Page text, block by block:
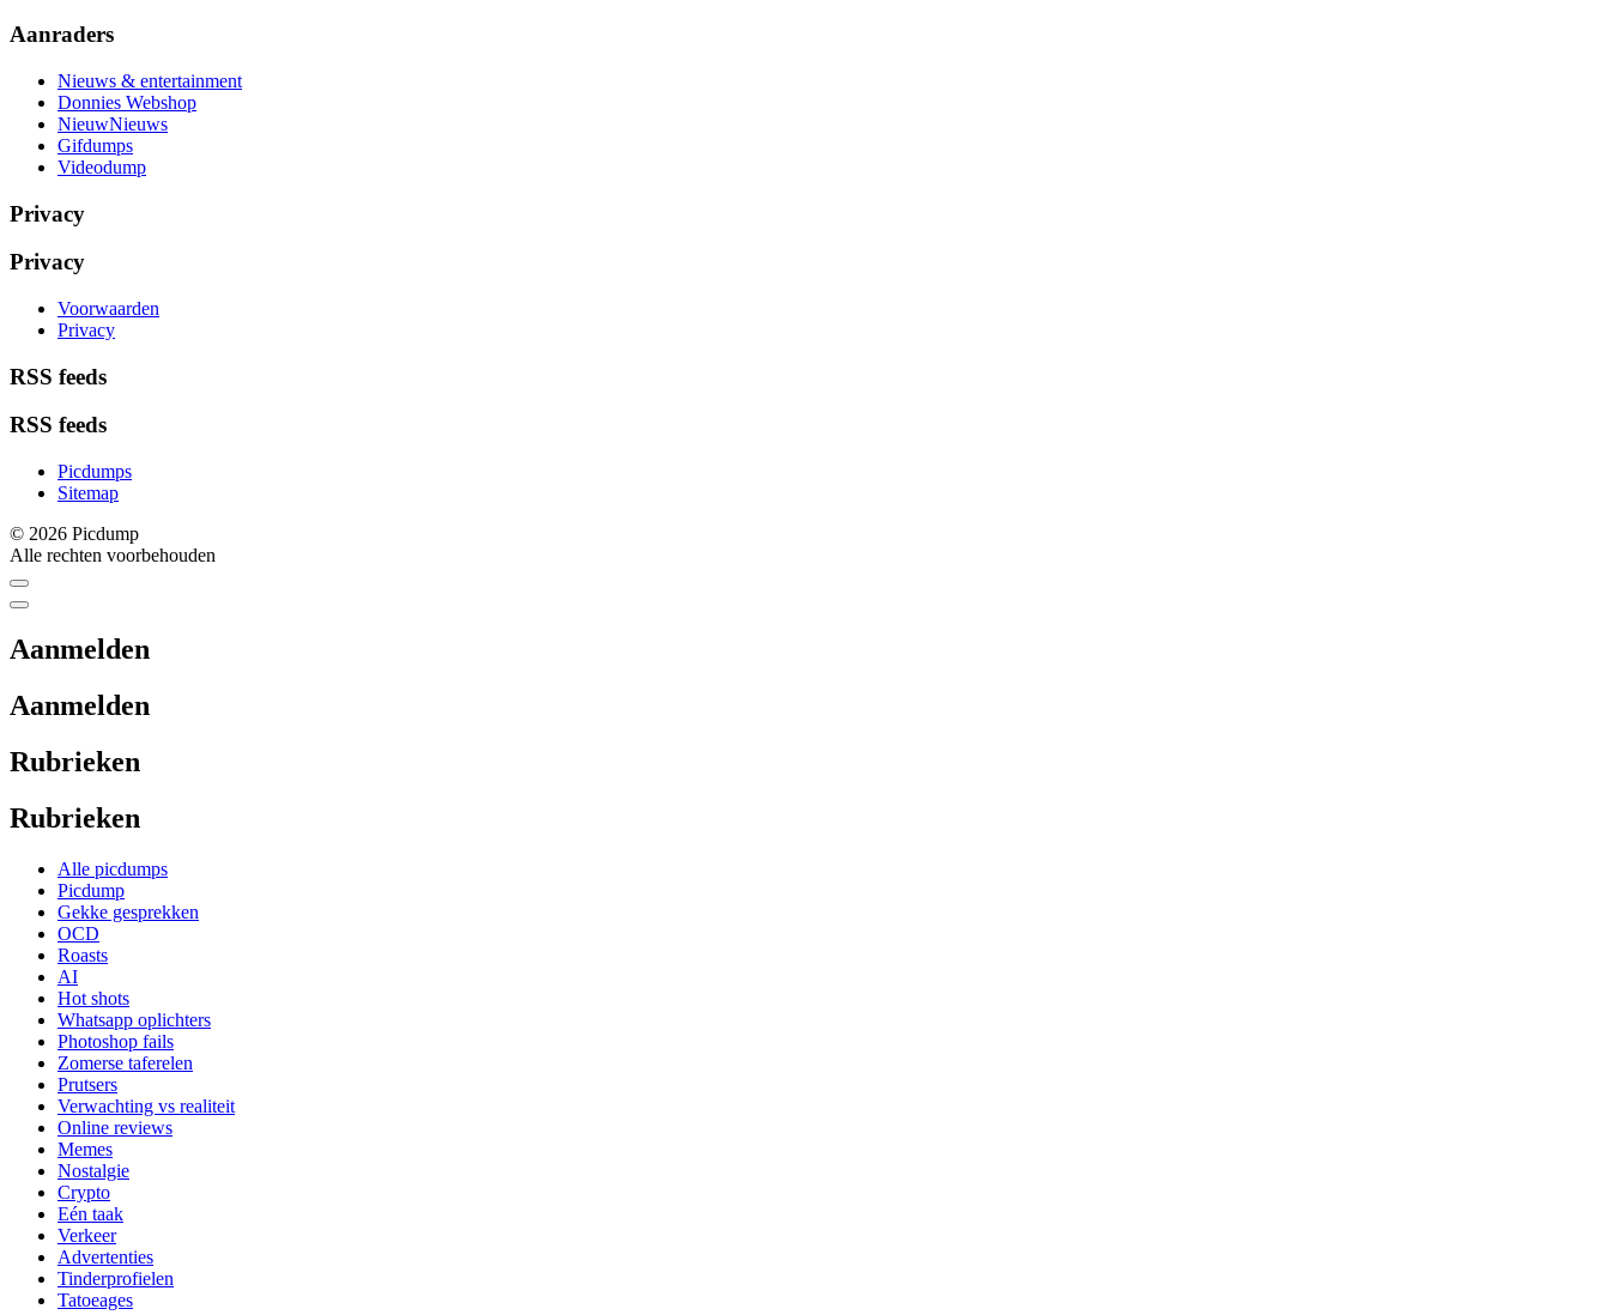
Aanraders
Nieuws & entertainment
Donnies Webshop
NieuwNieuws
Gifdumps
Videodump
Privacy
Privacy
Voorwaarden
Privacy
RSS feeds
RSS feeds
Picdumps
Sitemap
© 2026 Picdump
Alle rechten voorbehouden
Aanmelden
Aanmelden
Rubrieken
Rubrieken
Alle picdumps
Picdump
Gekke gesprekken
OCD
Roasts
AI
Hot shots
Whatsapp oplichters
Photoshop fails
Zomerse taferelen
Prutsers
Verwachting vs realiteit
Online reviews
Memes
Nostalgie
Crypto
Eén taak
Verkeer
Advertenties
Tinderprofielen
Tatoeages